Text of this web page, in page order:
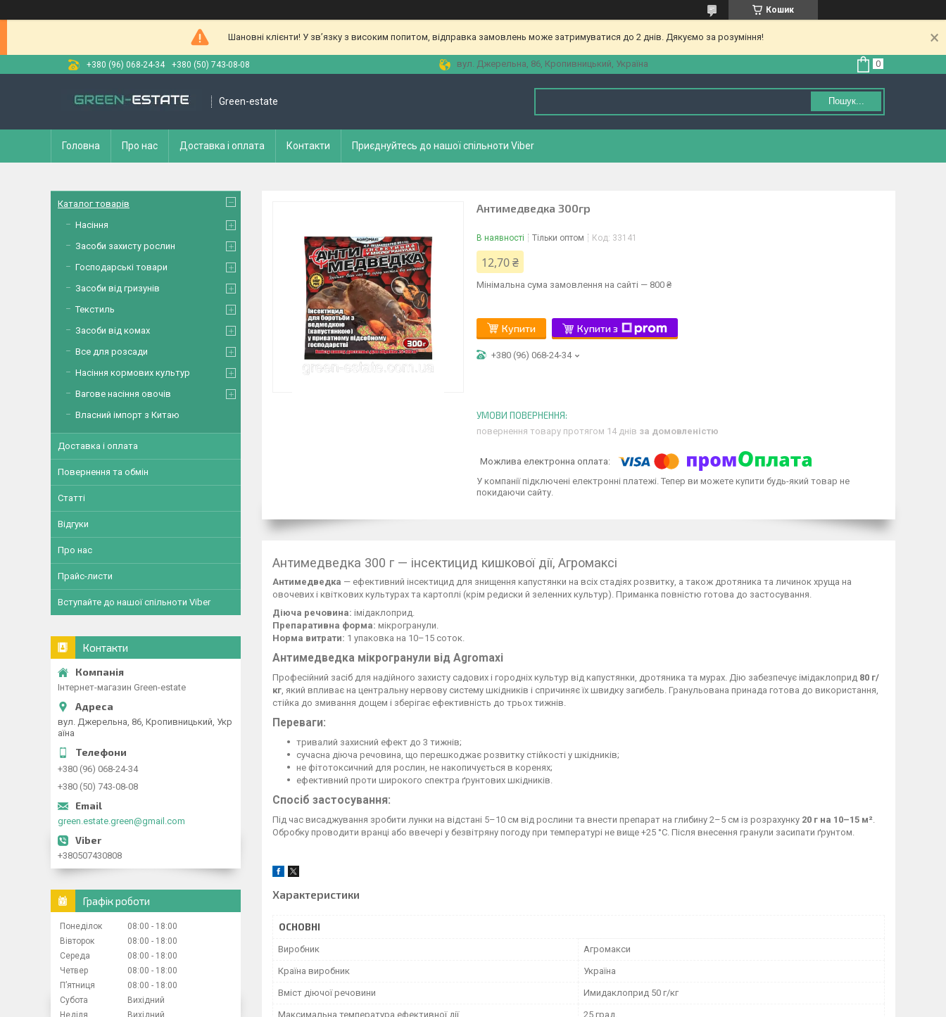
Кошик
Шановні клієнти! У зв’язку з високим попитом, відправка замовлень може затримуватися до 2 днів. Дякуємо за розуміння!
+380 (96) 068-24-34 +380 (50) 743-08-08 вул. Джерельна, 86, Кропивницький, Україна
Green-estate Пошук...
Головна Про нас Доставка і оплата Контакти Приєднуйтесь до нашої спільноти Viber
Антимедведка 300гр
В наявності Тільки оптом Код: 33141
12,70 ₴
Мінімальна сума замовлення на сайті — 800 ₴
Купити Купити з
+380 (96) 068-24-34
повернення товару протягом 14 днів за домовленістю
У компанії підключені електронні платежі. Тепер ви можете купити будь-який товар не
покидаючи сайту.
Антимедведка 300 г — інсектицид кишкової дії, Агромаксі
Антимедведка — ефективний інсектицид для знищення капустянки на всіх стадіях розвитку, а також дротяника та личинок хруща на
овочевих і квіткових культурах та картоплі (крім редиски й зеленних культур). Приманка повністю готова до застосування.
Діюча речовина: імідаклоприд.
Препаративна форма: мікрогранули.
Норма витрати: 1 упаковка на 10–15 соток.
Антимедведка мікрогранули від Agromaxi
Професійний засіб для надійного захисту садових і городніх культур від капустянки, дротяника та мурах. Дію забезпечує імідаклоприд 80 г/
кг , який впливає на центральну нервову систему шкідників і спричиняє їх швидку загибель. Гранульована принада готова до використання,
стійка до змивання дощем і зберігає ефективність до трьох тижнів.
Переваги:
тривалий захисний ефект до 3 тижнів;
сучасна діюча речовина, що перешкоджає розвитку стійкості у шкідників;
не фітотоксичний для рослин, не накопичується в коренях;
ефективний проти широкого спектра ґрунтових шкідників.
Спосіб застосування:
Під час висаджування зробити лунки на відстані 5–10 см від рослини та внести препарат на глибину 2–5 см із розрахунку 20 г на 10–15 м²
Обробку проводити вранці або ввечері у безвітряну погоду при температурі не вище +25 °C. Після внесення гранули засипати ґрунтом.
Характеристики
ОСНОВНІ
Виробник Агромакси
Країна виробник Україна
Вміст діючої речовини Имидаклоприд 50 г/кг
Максимальна температура ефективної дії 25 град.
Каталог товарів
Насіння
Засоби захисту рослин
Господарські товари
Засоби від гризунів
Текстиль
Засоби від комах
Все для розсади
Насіння кормових культур
Вагове насіння овочів
Власний імпорт з Китаю
Доставка і оплата
Повернення та обмін
Статті
Відгуки
Про нас
Прайс-листи
Вступайте до нашої спільноти Viber
Контакти
Інтернет-магазин Green-estate
вул. Джерельна, 86, Кропивницький, Укр
аїна
+380 (96) 068-24-34
+380 (50) 743-08-08
green.estate.green@gmail.com
+380507430808
Графік роботи
Понеділок 08:00
18:00
Вівторок
08:00
18:00
Середа
08:00
18:00
Четвер
08:00
18:00
Пʼятниця
08:00
18:00
Субота
Вихідний
Неділя
Вихідний